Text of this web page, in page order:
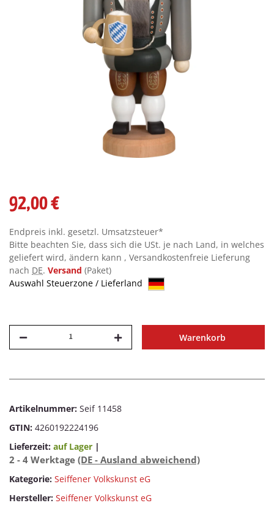
92,00 €
Endpreis inkl. gesetzl. Umsatzsteuer*
Bitte beachten Sie, dass sich die USt. je nach Land, in welches
geliefert wird, ändern kann , Versandkostenfreie Lieferung
nach DE. Versand (Paket)
Auswahl Steuerzone / Lieferland
Warenkorb
Artikelnummer: Seif 11458
GTIN: 4260192224196
Lieferzeit: auf Lager |
2 - 4 Werktage (DE - Ausland abweichend)
Kategorie: Seiffener Volkskunst eG
Hersteller: Seiffener Volkskunst eG